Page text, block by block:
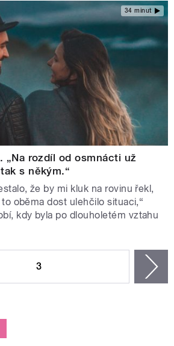
34 minut
„Na rozdíl od osmnácti už
s někým.“
že by mi kluk na rovinu řekl,
oběma dost ulehčilo situaci,“
kdy byla po dlouholetém vztahu
3